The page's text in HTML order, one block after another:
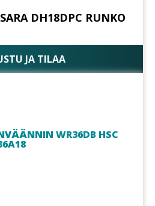
DH18DPC RUNKO
JA TILAA